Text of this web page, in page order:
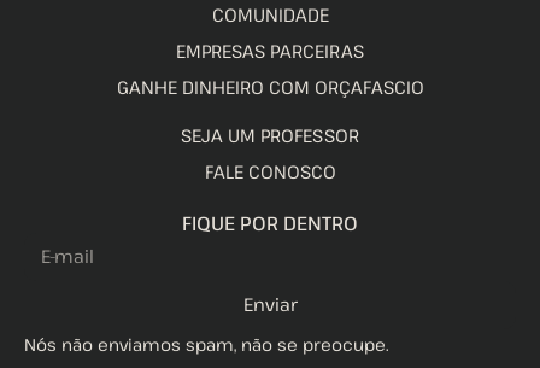
COMUNIDADE
EMPRESAS PARCEIRAS
GANHE DINHEIRO COM ORÇAFASCIO
SEJA UM PROFESSOR
FALE CONOSCO
FIQUE POR DENTRO
Enviar
Nós não enviamos spam, não se preocupe.